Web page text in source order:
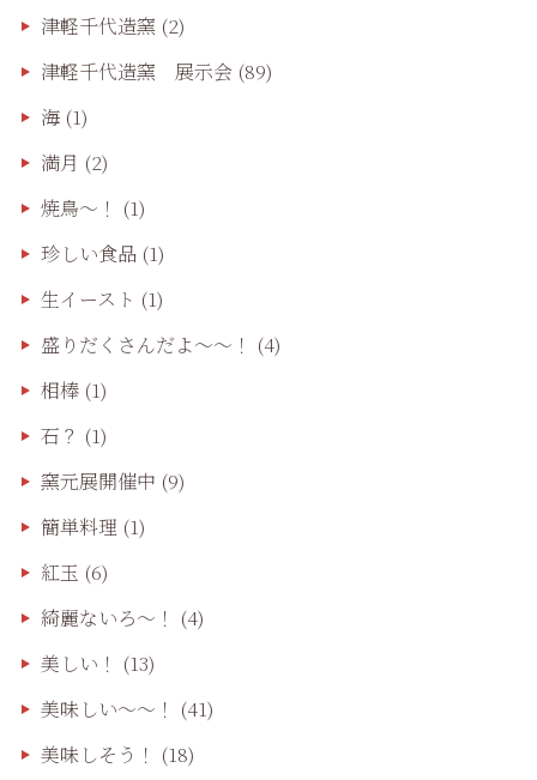
津軽千代造窯 (2)
津軽千代造窯 展示会(89)
海(1)
満月 (2)
焼鳥〜！ (1)
珍しい食品(1)
生イースト (1)
盛りだくさんだよ〜〜！ (4)
相棒(1)
石？ (1)
窯元展開催中 (9)
簡単料理 (1)
紅玉 (6)
綺麗ないろ～！ (4)
美しい！ (13)
美味しい〜〜！ (41)
美味しそう！ (18)